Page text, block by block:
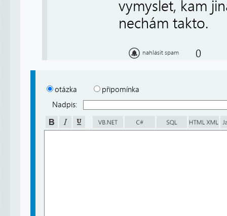
vymyslet, kam
nechám takto.
nahlásit spam 0
otázka
připomínka
Nadpis: